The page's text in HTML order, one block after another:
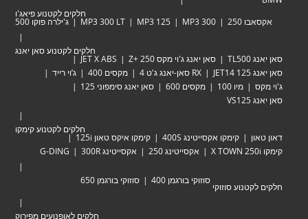
חלקים לקטנוע פיאג'ו
MP3 300
MP3 125
MP3 300 LT ג'ילרה פוקו 500
חלקים לקטנוע סאן יאנג
סאן יאנג ג'וי מקס Zּ+ 250
JET X ABS
RX סאן-יאנג ג'ט 4 מקסים 400
ג’וי רייד
מקסים 600
סאן יאנג סימפוני 125
חלקים לקטנוע קימקו
קימקו אקסייטינג 400S
קימקו איקס טאון 125i
אקסייטינג 250
אקסייטינג 300R G-DING
סוזוקי
סוזוקי בורגמן 650
חלקים לאופנועים מפירוק